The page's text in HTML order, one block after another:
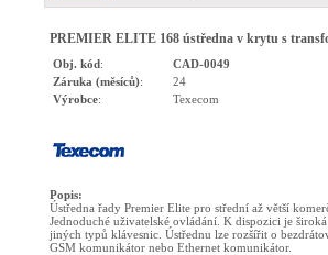
PREMIER ELITE 168 ústředna v krytu s
Obj. kód:
CAD-0049
Záruka (měsíců):
24
Výrobce: Texecom
Popis:
Ústředna řady Premier Elite pro střední až větší
Jednoduché uživatelské ovládání. K dispozici je
jiných typů klávesnic. Ústřednu lze rozšířit o
GSM komunikátor nebo Ethernet komunikátor.